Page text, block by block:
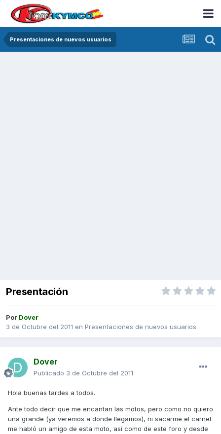
Presentaciones de nuevos usuarios
Presentación
Por Dover
3 de Octubre del 2011 en Presentaciones de nuevos usuarios
Dover
Publicado 3 de Octubre del 2011
Hola buenas tardes a todos.
Ante todo decir que me encantan las motos, pero como no quiero
una grande (ya veremos a donde llegamos), ni sacarme el carnet
me habló un amigo de esta moto, así como de este foro y desde